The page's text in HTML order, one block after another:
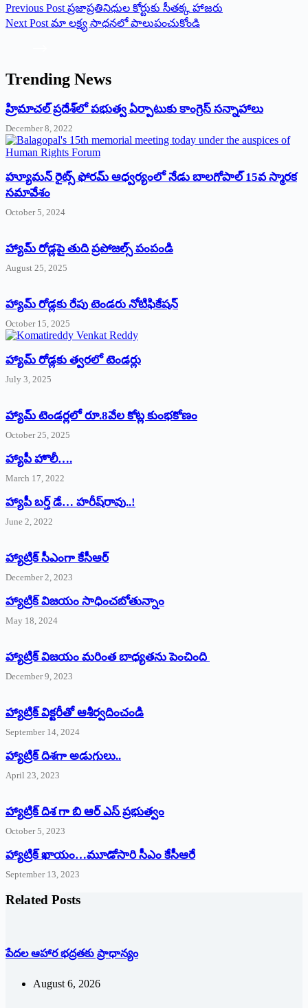
Previous Post ప్రజాప్రతినిధుల కోర్టుకు సీతక్క హాజరు
Next Post మా లక్ష్య సాధనలో పాలుపంచుకోండి
Trending News
‌హ్రిమాచల్‌ ‌ప్రదేశ్‌లో పభుత్వ ఏర్పాటుకు కాంగ్రెస్‌ ‌సన్నాహాలు
December 8, 2022
హ్యూమన్‌ రైట్స్‌ ఫోరమ్‌ ఆధ్వర్యంలో నేడు బాలగోపాల్‌ 15వ స్మారక
సమావేశం
October 5, 2024
హ్యామ్‌ రోడ్లపై తుది ప్రపోజల్స్‌ పంపండి
August 25, 2025
హ్యామ్‌ రోడ్లకు రేపు టెండరు నోటిఫికేషన్‌
October 15, 2025
హ్యామ్‌ రోడ్లకు త్వరలో టెండర్లు
July 3, 2025
హ్యామ్‌ ‌టెండర్లలో రూ.8వేల కోట్ల కుంభకోణం
October 25, 2025
హ్యాపీ హొలీ….
March 17, 2022
హ్యాపీ బర్త్ ‌డే… హరీష్‌రావు..!
June 2, 2022
హ్యాట్రిక్‌ ‌సీఎంగా కేసీఆర్‌
December 2, 2023
హ్యాట్రిక్‌ విజయం సాధించబోతున్నాం
May 18, 2024
హ్యాట్రిక్ విజయం మరింత బాధ్యతను పెంచింది
December 9, 2023
హ్యాట్రిక్‌ ‌విక్టరీతో ఆశీర్వదించండి
September 14, 2024
‌హ్యాట్రిక్‌ ‌దిశగా అడుగులు..
April 23, 2023
హ్యాట్రిక్ దిశ గా బి ఆర్ ఎస్ ప్రభుత్వం
October 5, 2023
హ్యాట్రిక్‌ ‌ఖాయం…మూడోసారి సీఎం కేసీఆరే
September 13, 2023
Related Posts
పేదల ఆహార భద్రతకు ప్రాధాన్యం
August 6, 2026